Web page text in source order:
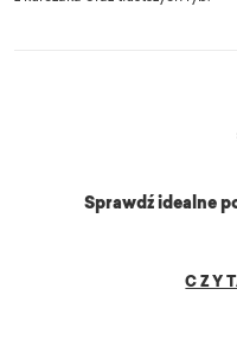
Sprawdź idealne